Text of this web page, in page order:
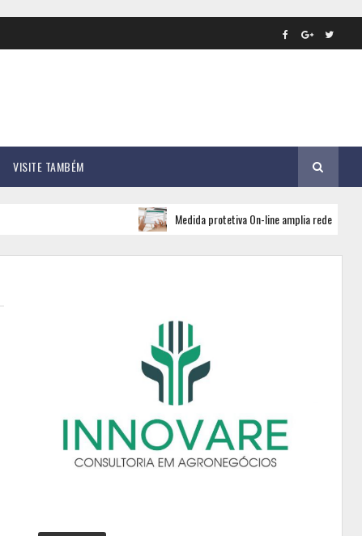
VISITE TAMBÉM
Medida protetiva On-line amplia rede de apoio e